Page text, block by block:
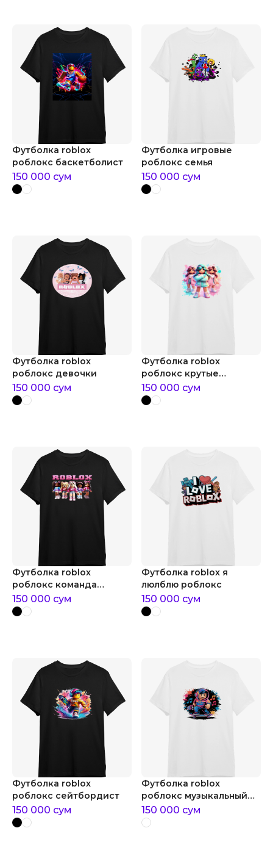
Футболка roblox
роблокс баскетболист
150 000 сум
Футболка игровые
роблокс семья
150 000 сум
Футболка roblox
роблокс девочки
150 000 сум
Футболка roblox
роблокс крутые
девочки
150 000 сум
Футболка roblox
роблокс команда
девочек
150 000 сум
Футболка roblox я
люлблю роблокс
150 000 сум
Футболка roblox
роблокс сейтбордист
150 000 сум
Футболка roblox
роблокс музыкальный
скейтборд
150 000 сум